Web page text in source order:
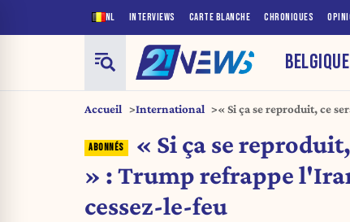
NL INTERVIEWS CARTE BLANCHE CHRONIQUES
BELGIQUE
Accueil International
« Si ça se reproduit, ce
« Si ça se
» : Trump refrappe
cessez-le-feu